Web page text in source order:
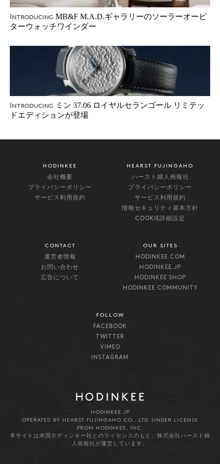
Introducing MB&F M.A.D.ギャラリーのソーラーオービ
ターウォッチワインダー
Introducing ミン 37.06 ロイヤルセランゴール リミテッ
ドエディションが登場
HODINKEE
会社概要
プライバシーポリシー
サービス利用規約
HEARST FUJINGAHO
ハースト婦人画報社
プライバシーポリシー
サービス利用規約
情報セキュリティ基本方針
COOKIE詳細設定
CONTACT
運営者情報
お問い合わせ
広告について
OUR SITES
HODINKEE.COM
HODINKEE.JP
HODINKEE SHOP
HODINKEE COMMUNITY
FOLLOW
FACEBOOK
TWITTER
VIMEO
INSTAGRAM
HODINKEE.JP
OPERATED BY HEARST FUJINGAHO CO., LTD. UNDER LICENSE
FROM HODINKEE, INC.
本サイトは米国ホディンキー社とのライセンスのもと、株式会社ハースト婦
人画報社が運営しています。